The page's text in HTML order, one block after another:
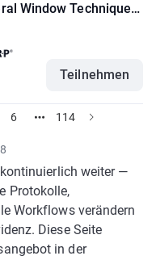
Window Technique,
Selection, and
Seminar +
Class. "VIP" option
Teilnehmen
6 114
weiter —
Protokolle,
Workflows verändern
Diese Seite
in der